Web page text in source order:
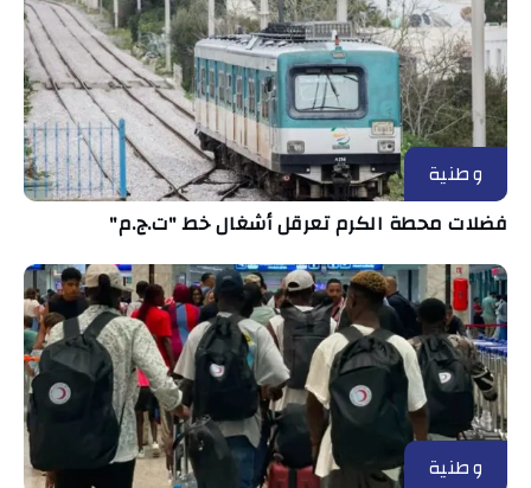
وطنية
فضلات محطة الكرم تعرقل أشغال خط "ت.ج.م"
وطنية